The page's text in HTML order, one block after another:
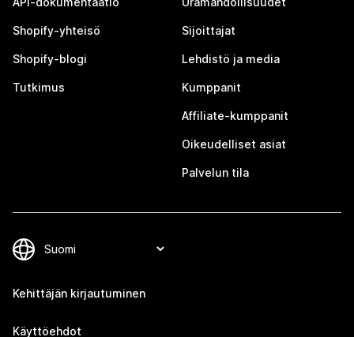
Shopify-yhteisö
Shopify-blogi
Tutkimus
Sijoittajat
Lehdistö ja media
Kumppanit
Affiliate-kumppanit
Oikeudelliset asiat
Palvelun tila
Kehittäjän kirjautuminen
Käyttöehdot